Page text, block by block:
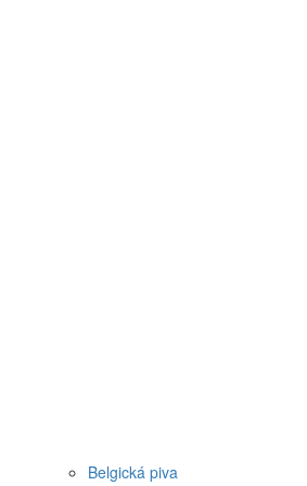
Belgická piva